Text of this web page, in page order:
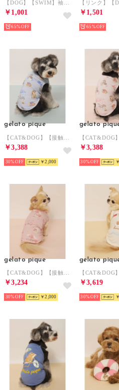
￥1,001
65%
￥1,501
65%
gelato pique
￥3,388
30% ￥2,000
gelato
￥3,388
30%
gelato pique
￥3,234
30% ￥2,000
gelato
￥3,619
30%